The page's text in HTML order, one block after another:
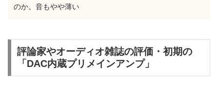
のか。音もやや薄い
評論家やオーディオ雑誌の評価・初期の
「DAC内蔵プリメインアンプ」